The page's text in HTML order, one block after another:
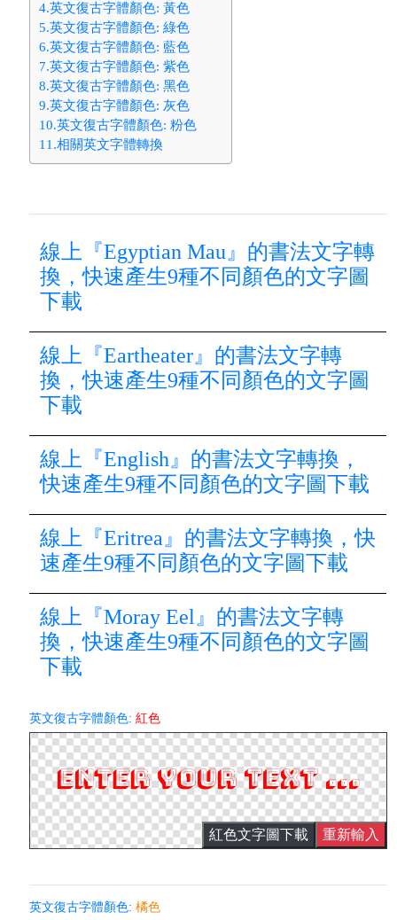
4.英文復古字體顏色: 黃色
5.英文復古字體顏色: 綠色
6.英文復古字體顏色: 藍色
7.英文復古字體顏色: 紫色
8.英文復古字體顏色: 黑色
9.英文復古字體顏色: 灰色
10.英文復古字體顏色: 粉色
11.相關英文字體轉換
線上『Egyptian Mau』的書法文字轉
換，快速產生9種不同顏色的文字圖
下載
線上『Eartheater』的書法文字轉
換，快速產生9種不同顏色的文字圖
下載
線上『English』的書法文字轉換，
快速產生9種不同顏色的文字圖下載
線上『Eritrea』的書法文字轉換，快
速產生9種不同顏色的文字圖下載
線上『Moray Eel』的書法文字轉
換，快速產生9種不同顏色的文字圖
下載
英文復古字體顏色:紅色
紅色文字圖下載 重新輸入
英文復古字體顏色:橘色